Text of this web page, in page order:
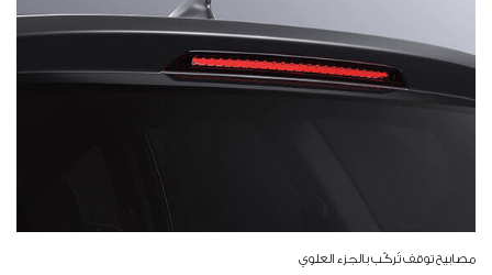
مصابيح توقف تُركّب بالجزء العلوي